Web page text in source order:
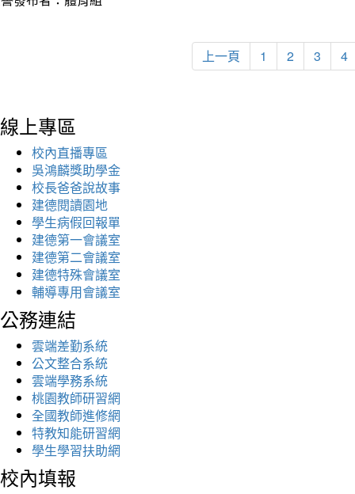
上一頁 1 2 3 4
線上專區
校內直播專區
吳鴻麟獎助學金
校長爸爸說故事
建德閱讀園地
學生病假回報單
建德第一會議室
建德第二會議室
建德特殊會議室
輔導專用會議室
公務連結
雲端差勤系統
公文整合系統
雲端學務系統
桃園教師研習網
全國教師進修網
特教知能研習網
學生學習扶助網
校內填報